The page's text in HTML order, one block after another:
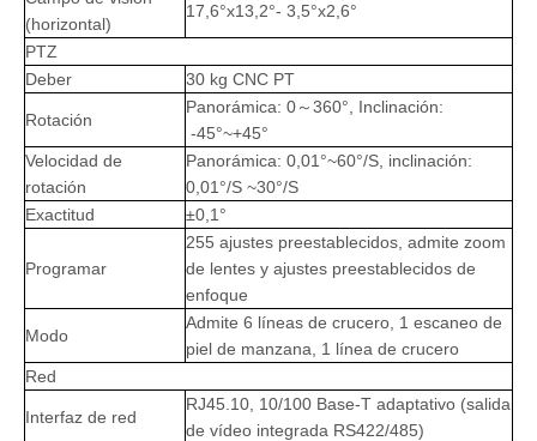
(horizontal)
17,6°x13,2°- 3,5°x2,6°
PTZ
Deber
30 kg CNC PT
Rotación
Panorámica: 0～360°, Inclinación:
-45°~+45°
Velocidad de
rotación
Panorámica: 0,01°~60°/S, inclinación:
0,01°/S ~30°/S
Exactitud
±0,1°
Programar
255 ajustes preestablecidos, admite zoom
de lentes y ajustes preestablecidos de
enfoque
Modo
Admite 6 líneas de crucero, 1 escaneo de
piel de manzana, 1 línea de crucero
Red
Interfaz de red
RJ45.10, 10/100 Base-T adaptativo (salida
de vídeo integrada RS422/485)